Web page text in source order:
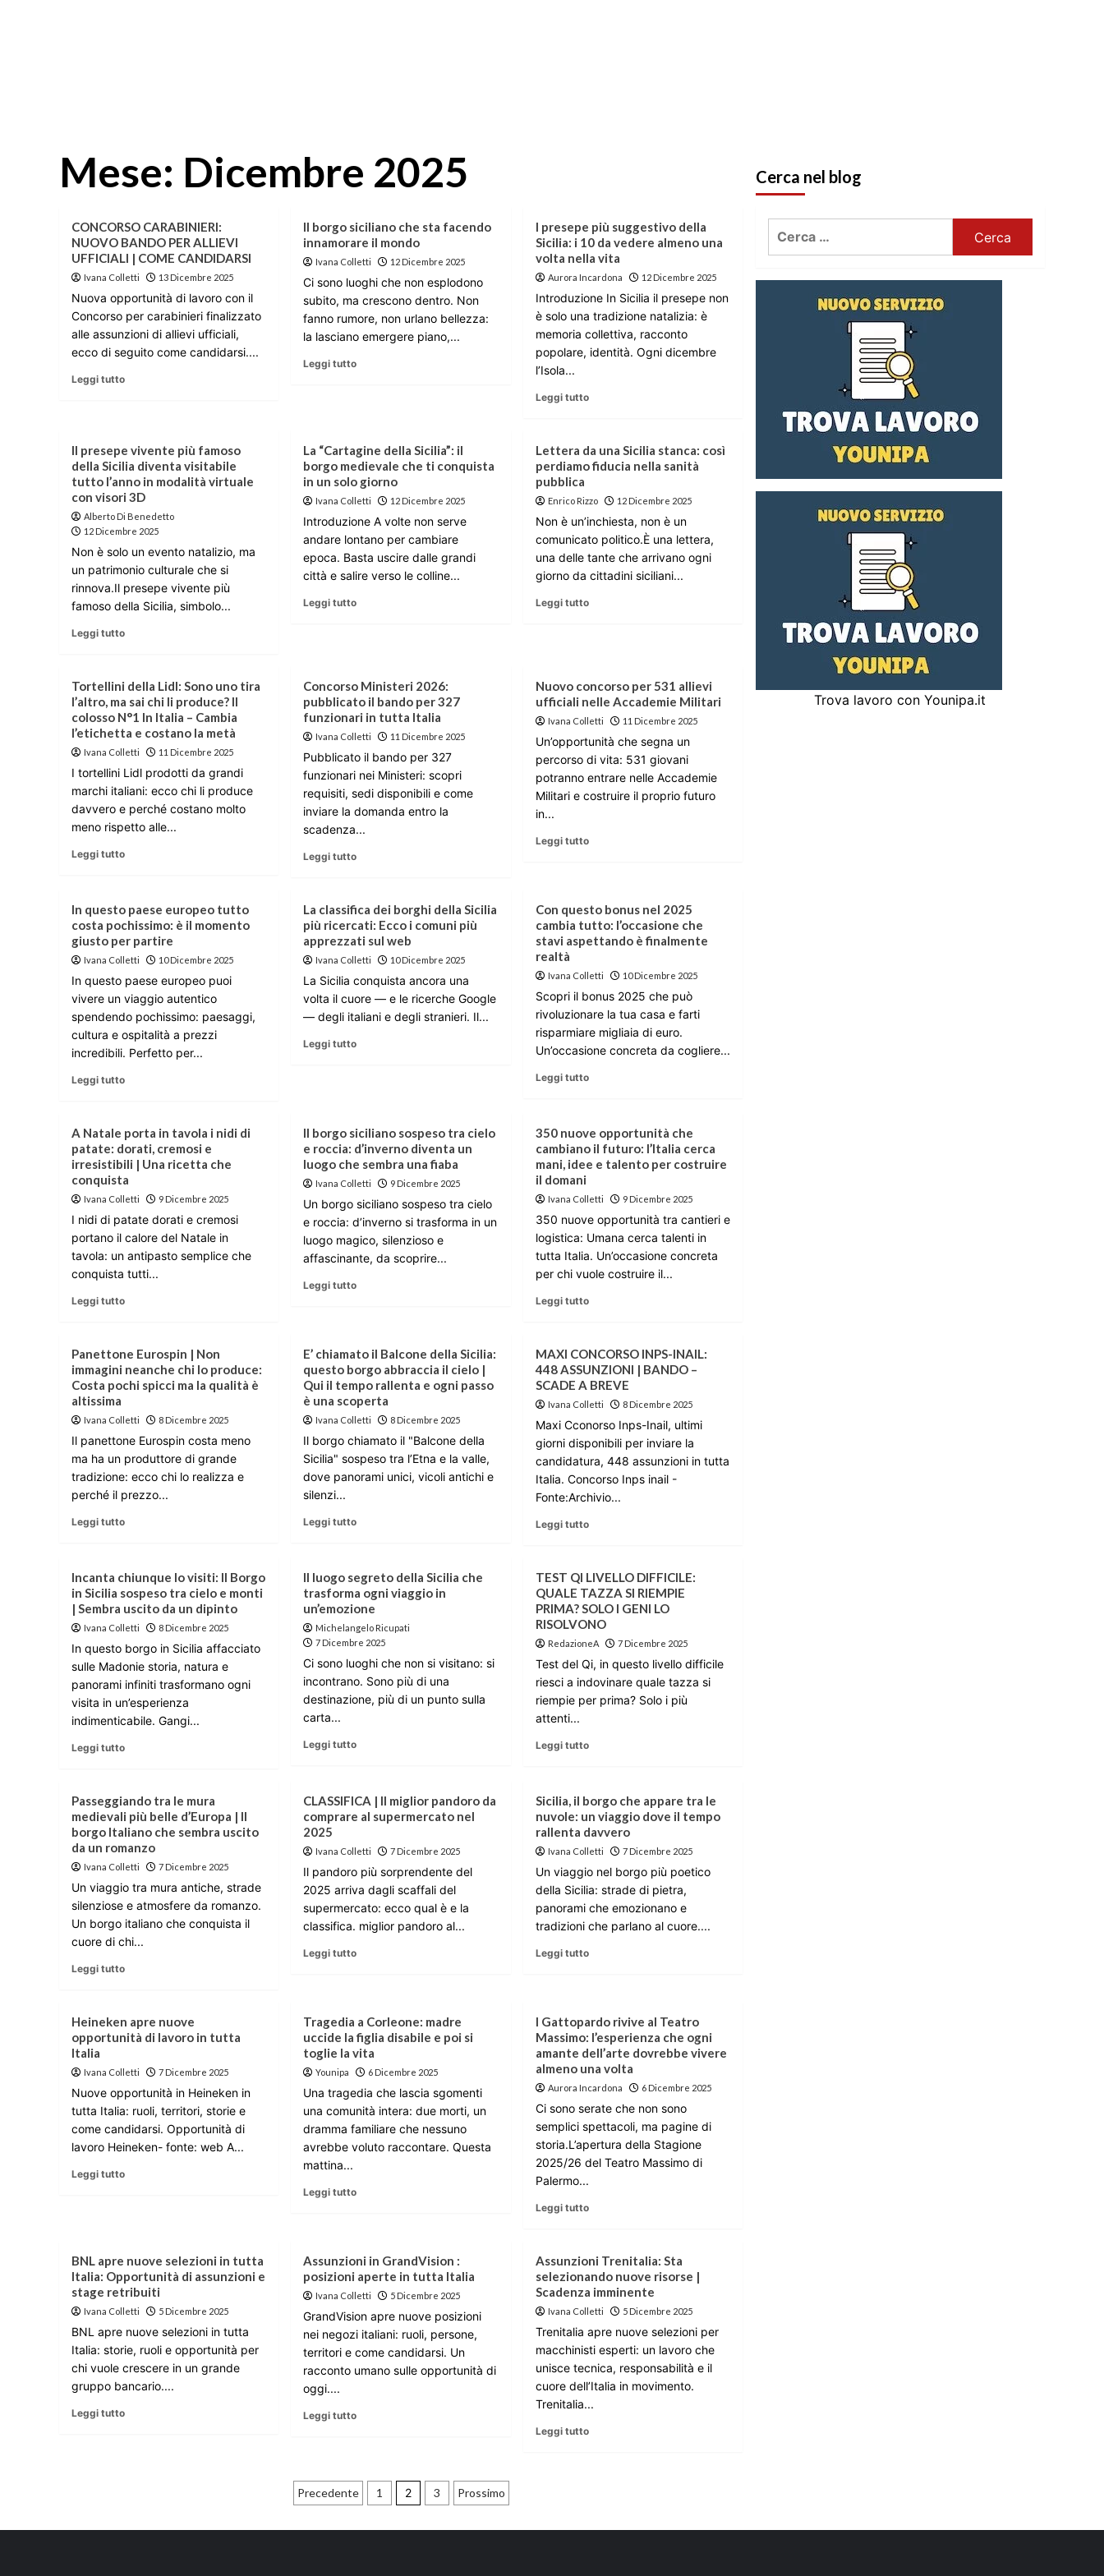
Mese: Dicembre 2025
CONCORSO CARABINIERI:
NUOVO BANDO PER ALLIEVI
UFFICIALI | COME CANDIDARSI
Ivana Colletti 13 Dicembre 2025
Nuova opportunità di lavoro con il
Concorso per carabinieri finalizzato
alle assunzioni di allievi ufficiali,
ecco di seguito come candidarsi....
Leggi tutto
Il borgo siciliano che sta facendo
innamorare il mondo
Ivana Colletti 12 Dicembre 2025
Ci sono luoghi che non esplodono
subito, ma crescono dentro. Non
fanno rumore, non urlano bellezza:
la lasciano emergere piano,...
Leggi tutto
I presepe più suggestivo della
Sicilia: i 10 da vedere almeno una
volta nella vita
Aurora Incardona 12 Dicembre 2025
Introduzione In Sicilia il presepe non
è solo una tradizione natalizia: è
memoria collettiva, racconto
popolare, identità. Ogni dicembre
l’Isola...
Leggi tutto
Il presepe vivente più famoso
della Sicilia diventa visitabile
tutto l’anno in modalità virtuale
con visori 3D
Alberto Di Benedetto
12 Dicembre 2025
Non è solo un evento natalizio, ma
un patrimonio culturale che si
rinnova.Il presepe vivente più
famoso della Sicilia, simbolo...
Leggi tutto
La “Cartagine della Sicilia”: il
borgo medievale che ti conquista
in un solo giorno
Ivana Colletti 12 Dicembre 2025
Introduzione A volte non serve
andare lontano per cambiare
epoca. Basta uscire dalle grandi
città e salire verso le colline...
Leggi tutto
Lettera da una Sicilia stanca: così
perdiamo fiducia nella sanità
pubblica
Enrico Rizzo 12 Dicembre 2025
Non è un’inchiesta, non è un
comunicato politico.È una lettera,
una delle tante che arrivano ogni
giorno da cittadini siciliani...
Leggi tutto
Tortellini della Lidl: Sono uno tira
l’altro, ma sai chi li produce? Il
colosso N°1 In Italia – Cambia
l’etichetta e costano la metà
Ivana Colletti 11 Dicembre 2025
I tortellini Lidl prodotti da grandi
marchi italiani: ecco chi li produce
davvero e perché costano molto
meno rispetto alle...
Leggi tutto
Concorso Ministeri 2026:
pubblicato il bando per 327
funzionari in tutta Italia
Ivana Colletti 11 Dicembre 2025
Pubblicato il bando per 327
funzionari nei Ministeri: scopri
requisiti, sedi disponibili e come
inviare la domanda entro la
scadenza...
Leggi tutto
Nuovo concorso per 531 allievi
ufficiali nelle Accademie Militari
Ivana Colletti 11 Dicembre 2025
Un’opportunità che segna un
percorso di vita: 531 giovani
potranno entrare nelle Accademie
Militari e costruire il proprio futuro
in...
Leggi tutto
In questo paese europeo tutto
costa pochissimo: è il momento
giusto per partire
Ivana Colletti 10 Dicembre 2025
In questo paese europeo puoi
vivere un viaggio autentico
spendendo pochissimo: paesaggi,
cultura e ospitalità a prezzi
incredibili. Perfetto per...
Leggi tutto
La classifica dei borghi della Sicilia
più ricercati: Ecco i comuni più
apprezzati sul web
Ivana Colletti 10 Dicembre 2025
La Sicilia conquista ancora una
volta il cuore — e le ricerche Google
— degli italiani e degli stranieri. Il...
Leggi tutto
Con questo bonus nel 2025
cambia tutto: l’occasione che
stavi aspettando è finalmente
realtà
Ivana Colletti 10 Dicembre 2025
Scopri il bonus 2025 che può
rivoluzionare la tua casa e farti
risparmiare migliaia di euro.
Un’occasione concreta da cogliere...
Leggi tutto
A Natale porta in tavola i nidi di
patate: dorati, cremosi e
irresistibili | Una ricetta che
conquista
Ivana Colletti 9 Dicembre 2025
I nidi di patate dorati e cremosi
portano il calore del Natale in
tavola: un antipasto semplice che
conquista tutti...
Leggi tutto
Il borgo siciliano sospeso tra cielo
e roccia: d’inverno diventa un
luogo che sembra una fiaba
Ivana Colletti 9 Dicembre 2025
Un borgo siciliano sospeso tra cielo
e roccia: d’inverno si trasforma in un
luogo magico, silenzioso e
affascinante, da scoprire...
Leggi tutto
350 nuove opportunità che
cambiano il futuro: l’Italia cerca
mani, idee e talento per costruire
il domani
Ivana Colletti 9 Dicembre 2025
350 nuove opportunità tra cantieri e
logistica: Umana cerca talenti in
tutta Italia. Un’occasione concreta
per chi vuole costruire il...
Leggi tutto
Panettone Eurospin | Non
immagini neanche chi lo produce:
Costa pochi spicci ma la qualità è
altissima
Ivana Colletti 8 Dicembre 2025
Il panettone Eurospin costa meno
ma ha un produttore di grande
tradizione: ecco chi lo realizza e
perché il prezzo...
Leggi tutto
E’ chiamato il Balcone della Sicilia:
questo borgo abbraccia il cielo |
Qui il tempo rallenta e ogni passo
è una scoperta
Ivana Colletti 8 Dicembre 2025
Il borgo chiamato il "Balcone della
Sicilia" sospeso tra l’Etna e la valle,
dove panorami unici, vicoli antichi e
silenzi...
Leggi tutto
MAXI CONCORSO INPS-INAIL:
448 ASSUNZIONI | BANDO –
SCADE A BREVE
Ivana Colletti 8 Dicembre 2025
Maxi Cconorso Inps-Inail, ultimi
giorni disponibili per inviare la
candidatura, 448 assunzioni in tutta
Italia. Concorso Inps inail -
Fonte:Archivio...
Leggi tutto
Incanta chiunque lo visiti: Il Borgo
in Sicilia sospeso tra cielo e monti
| Sembra uscito da un dipinto
Ivana Colletti 8 Dicembre 2025
In questo borgo in Sicilia affacciato
sulle Madonie storia, natura e
panorami infiniti trasformano ogni
visita in un’esperienza
indimenticabile. Gangi...
Leggi tutto
Il luogo segreto della Sicilia che
trasforma ogni viaggio in
un’emozione
Michelangelo Ricupati
7 Dicembre 2025
Ci sono luoghi che non si visitano: si
incontrano. Sono più di una
destinazione, più di un punto sulla
carta...
Leggi tutto
TEST QI LIVELLO DIFFICILE:
QUALE TAZZA SI RIEMPIE
PRIMA? SOLO I GENI LO
RISOLVONO
RedazioneA 7 Dicembre 2025
Test del Qi, in questo livello difficile
riesci a indovinare quale tazza si
riempie per prima? Solo i più
attenti...
Leggi tutto
Passeggiando tra le mura
medievali più belle d’Europa | Il
borgo Italiano che sembra uscito
da un romanzo
Ivana Colletti 7 Dicembre 2025
Un viaggio tra mura antiche, strade
silenziose e atmosfere da romanzo.
Un borgo italiano che conquista il
cuore di chi...
Leggi tutto
CLASSIFICA | Il miglior pandoro da
comprare al supermercato nel
2025
Ivana Colletti 7 Dicembre 2025
Il pandoro più sorprendente del
2025 arriva dagli scaffali del
supermercato: ecco qual è e la
classifica. miglior pandoro al...
Leggi tutto
Sicilia, il borgo che appare tra le
nuvole: un viaggio dove il tempo
rallenta davvero
Ivana Colletti 7 Dicembre 2025
Un viaggio nel borgo più poetico
della Sicilia: strade di pietra,
panorami che emozionano e
tradizioni che parlano al cuore....
Leggi tutto
Heineken apre nuove
opportunità di lavoro in tutta
Italia
Ivana Colletti 7 Dicembre 2025
Nuove opportunità in Heineken in
tutta Italia: ruoli, territori, storie e
come candidarsi. Opportunità di
lavoro Heineken- fonte: web A...
Leggi tutto
Tragedia a Corleone: madre
uccide la figlia disabile e poi si
toglie la vita
Younipa 6 Dicembre 2025
Una tragedia che lascia sgomenti
una comunità intera: due morti, un
dramma familiare che nessuno
avrebbe voluto raccontare. Questa
mattina...
Leggi tutto
l Gattopardo rivive al Teatro
Massimo: l’esperienza che ogni
amante dell’arte dovrebbe vivere
almeno una volta
Aurora Incardona 6 Dicembre 2025
Ci sono serate che non sono
semplici spettacoli, ma pagine di
storia.L’apertura della Stagione
2025/26 del Teatro Massimo di
Palermo...
Leggi tutto
BNL apre nuove selezioni in tutta
Italia: Opportunità di assunzioni e
stage retribuiti
Ivana Colletti 5 Dicembre 2025
BNL apre nuove selezioni in tutta
Italia: storie, ruoli e opportunità per
chi vuole crescere in un grande
gruppo bancario....
Leggi tutto
Assunzioni in GrandVision :
posizioni aperte in tutta Italia
Ivana Colletti 5 Dicembre 2025
GrandVision apre nuove posizioni
nei negozi italiani: ruoli, persone,
territori e come candidarsi. Un
racconto umano sulle opportunità di
oggi....
Leggi tutto
Assunzioni Trenitalia: Sta
selezionando nuove risorse |
Scadenza imminente
Ivana Colletti 5 Dicembre 2025
Trenitalia apre nuove selezioni per
macchinisti esperti: un lavoro che
unisce tecnica, responsabilità e il
cuore dell’Italia in movimento.
Trenitalia...
Leggi tutto
Paginazione
degli
Precedente 1 2 3 Prossimo
Cerca nel blog
Ricerca
Trova lavoro con Younipa.it